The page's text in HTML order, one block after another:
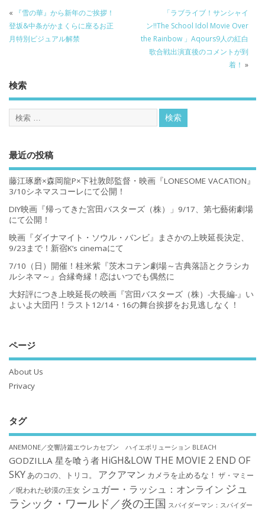
«
『雪の華』から新年のご挨拶！
登坂&中条がかまくらに座るお正
月特別ビジュアル解禁
「ラブライブ！サンシャイ
ン!!The School Idol Movie Over
the Rainbow 」Aqours9人の紅白
歌合戦出演直後のコメントが到
着！ »
検索
最近の投稿
藤江琢磨×森岡龍P×下社敦郎監督・映画『LONESOME VACATION』
3/10シネマスコーレにて公開！
DIY映画『帰ってきた宮田バスターズ（株）」9/17、第七藝術劇場
にて公開！
映画『ダイナマイト・ソウル・バンビ』まさかの上映延長決定、
9/23まで！新宿K’s cinemaにて
7/10（日）開催！桂米紫『茨木コテン劇場～古典落語とクラシカ
ルシネマ～』合縁奇縁！恋はいつでも偶然に
大好評につき上映延長の映画『宮田バスターズ（株）-大長編-』い
よいよ大団円！ラスト12/14・16の舞台挨拶をお見逃しなく！
ページ
About Us
Privacy
タグ
ANEMONE／交響詩篇エウレカセブン ハイエボリューション BLEACH
GODZILLA 星を喰う者 HiGH&LOW THE MOVIE 2 END OF
SKYあのコの、トリコ。 アクアマン カメラを止めるな！ ザ・マミー
／呪われた砂漠の王女 シュガー・ラッシュ：オンライン ジュ
ラシック・ワールド／炎の王国 スパイダーマン：スパイダー